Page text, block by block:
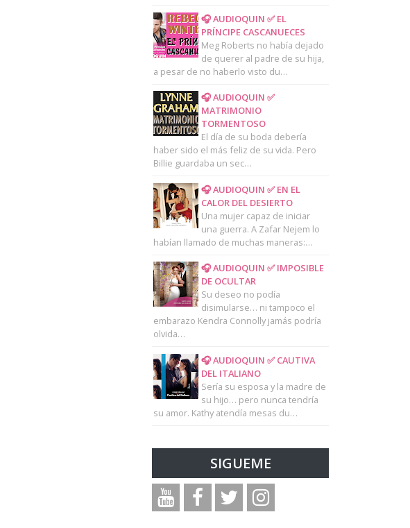
🎧 AUDIOQUIN ✅ EL
PRÍNCIPE CASCANUECES
Meg Roberts no había dejado
de querer al padre de su hija,
a pesar de no haberlo visto du…
🎧 AUDIOQUIN ✅
MATRIMONIO
TORMENTOSO
El día de su boda debería
haber sido el más feliz de su vida. Pero
Billie guardaba un sec…
🎧 AUDIOQUIN ✅ EN EL
CALOR DEL DESIERTO
Una mujer capaz de iniciar
una guerra. A Zafar Nejem lo
habían llamado de muchas maneras:…
🎧 AUDIOQUIN ✅ IMPOSIBLE
DE OCULTAR
Su deseo no podía
disimularse… ni tampoco el
embarazo Kendra Connolly jamás podría
olvida…
🎧 AUDIOQUIN ✅ CAUTIVA
DEL ITALIANO
Sería su esposa y la madre de
su hijo… pero nunca tendría
su amor. Kathy atendía mesas du…
SIGUEME